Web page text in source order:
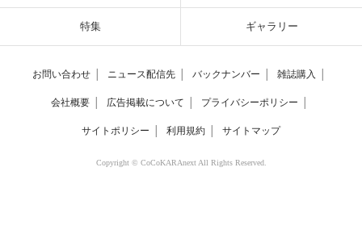
特集 ギャラリー
お問い合わせ ニュース配信先 バックナンバー 雑誌購入
会社概要 広告掲載について プライバシーポリシー
サイトポリシー 利用規約 サイトマップ
Copyright © CoCoKARAnext All Rights Reserved.